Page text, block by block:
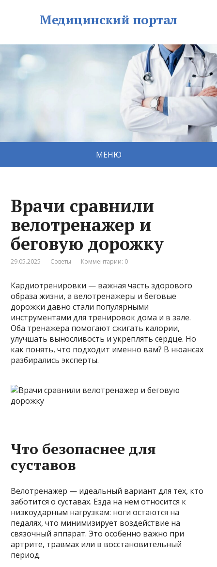
Медицинский портал
МЕНЮ
Врачи сравнили
велотренажер и
беговую дорожку
29.05.2025 Советы Комментарии: 0
Кардиотренировки — важная часть здорового
образа жизни, а велотренажеры и беговые
дорожки давно стали популярными
инструментами для тренировок дома и в зале.
Оба тренажера помогают сжигать калории,
улучшать выносливость и укреплять сердце. Но
как понять, что подходит именно вам? В нюансах
разбирались эксперты.
Что безопаснее для
суставов
Велотренажер — идеальный вариант для тех, кто
заботится о суставах. Езда на нем относится к
низкоударным нагрузкам: ноги остаются на
педалях, что минимизирует воздействие на
связочный аппарат. Это особенно важно при
артрите, травмах или в восстановительный
период.